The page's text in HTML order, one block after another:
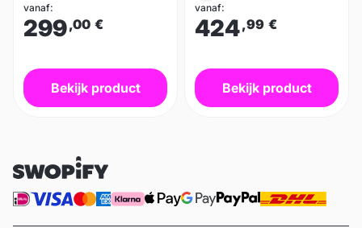
vanaf:
299,00 €
Bekijk product
vanaf:
424,99 €
Bekijk product